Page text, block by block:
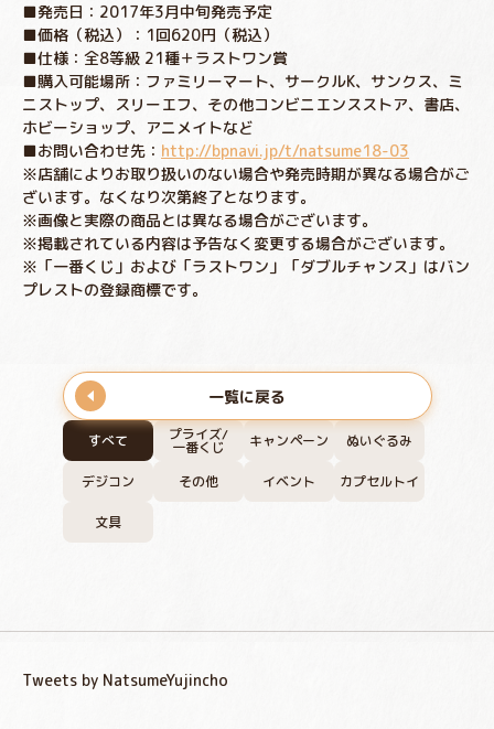
すべて プライズ/
一番くじ キャンペーン ぬいぐるみ
デジコン その他 イベント カプセルトイ
文具
■発売日：2017年3月中旬発売予定
■価格（税込）：1回620円（税込）
■仕様：全8等級 21種＋ラストワン賞
■購入可能場所：ファミリーマート、サークルK、サンクス、ミ
ニストップ、スリーエフ、その他コンビニエンスストア、書店、
ホビーショップ、アニメイトなど
■お問い合わせ先： http://bpnavi.jp/t/natsume18-03
※店舗によりお取り扱いのない場合や発売時期が異なる場合がご
ざいます。なくなり次第終了となります。
※画像と実際の商品とは異なる場合がございます。
※掲載されている内容は予告なく変更する場合がございます。
※「一番くじ」および「ラストワン」「ダブルチャンス」はバン
プレストの登録商標です。
一覧に戻る
Tweets by NatsumeYujincho